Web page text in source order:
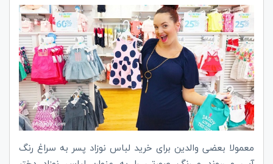
معمولا بعضی والدین برای خرید لباس نوزاد پسر به سراغ رنگ